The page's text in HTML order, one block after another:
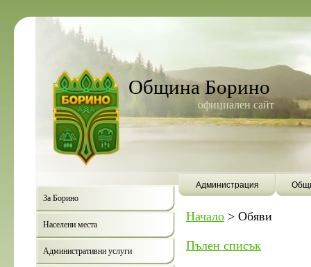
Община Борино
официален сайт
Администрация
За Борино
Населени места
Административни услуги
Начало > Обяви
Пълен списък